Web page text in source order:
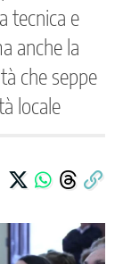
tecnica e
anche la
che seppe
locale